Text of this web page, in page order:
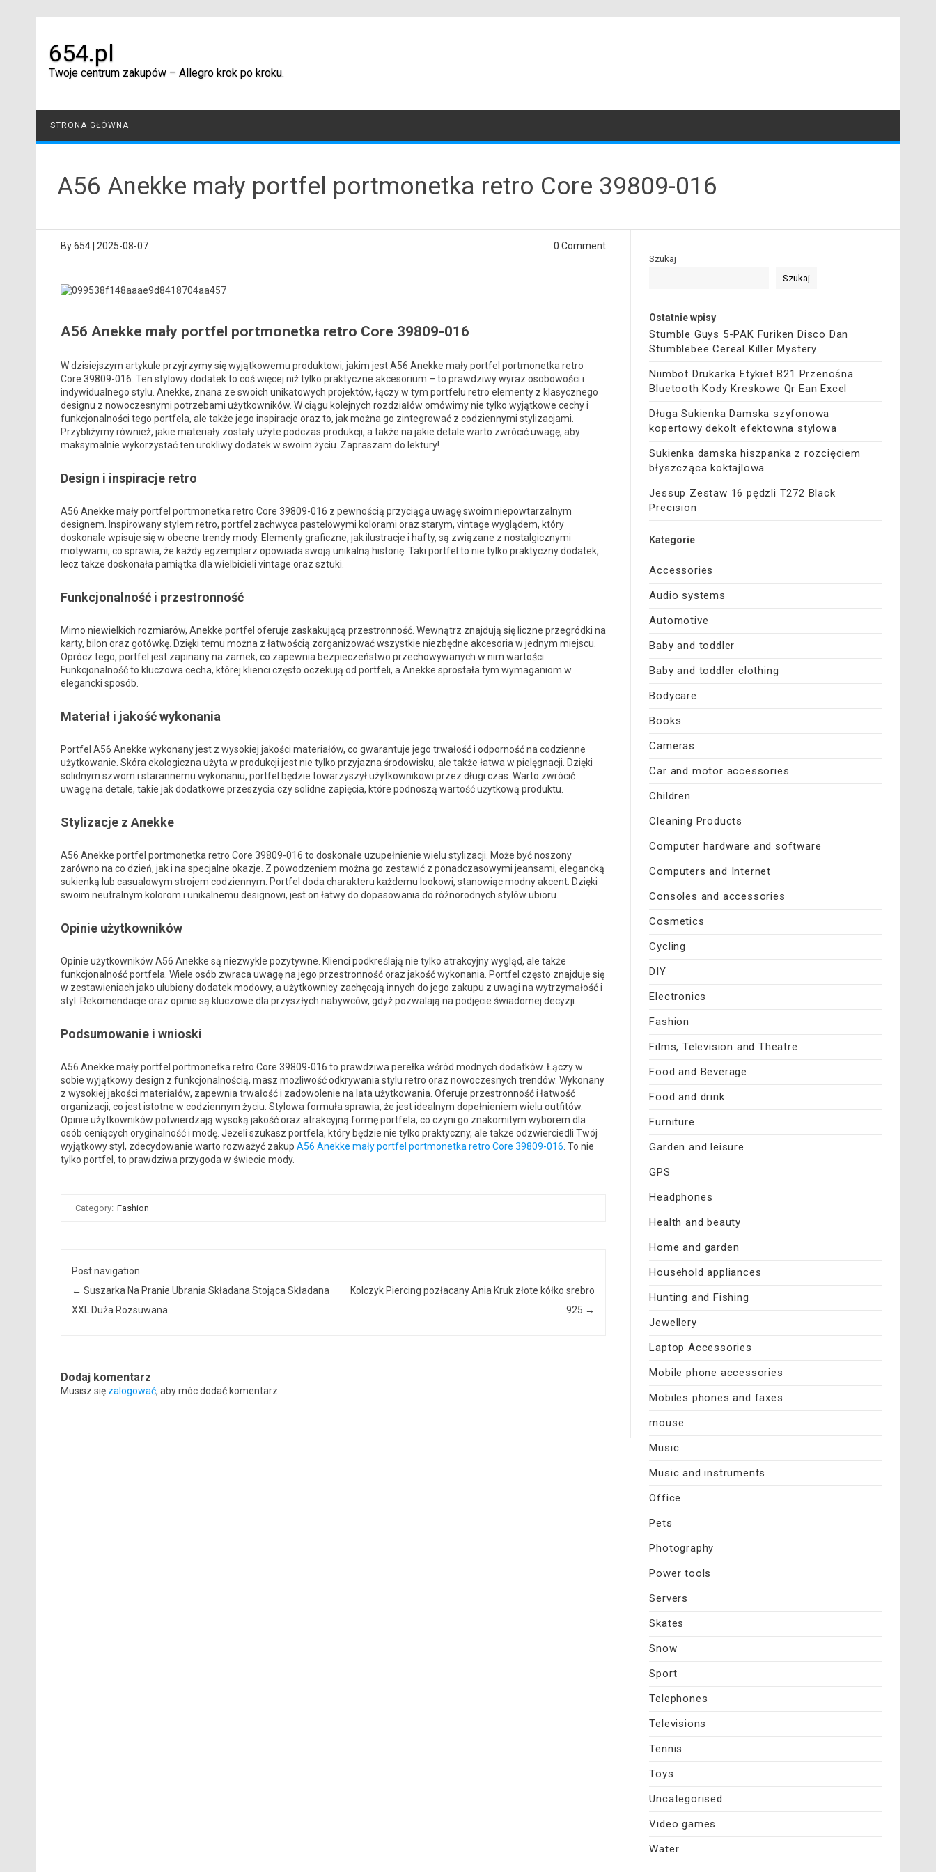
654.pl
Twoje centrum zakupów – Allegro krok po kroku.
STRONA GŁÓWNA
A56 Anekke mały portfel portmonetka retro Core 39809-016
By654 2025-08-07 0 Comment
A56 Anekke mały portfel portmonetka retro Core 39809-016
W dzisiejszym artykule przyjrzymy się wyjątkowemu produktowi, jakim jest A56 Anekke mały portfel portmonetka retro
Core 39809-016. Ten stylowy dodatek to coś więcej niż tylko praktyczne akcesorium – to prawdziwy wyraz osobowości i
indywidualnego stylu. Anekke, znana ze swoich unikatowych projektów, łączy w tym portfelu retro elementy z klasycznego
designu z nowoczesnymi potrzebami użytkowników. W ciągu kolejnych rozdziałów omówimy nie tylko wyjątkowe cechy i
funkcjonalności tego portfela, ale także jego inspiracje oraz to, jak można go zintegrować z codziennymi stylizacjami.
Przybliżymy również, jakie materiały zostały użyte podczas produkcji, a także na jakie detale warto zwrócić uwagę, aby
maksymalnie wykorzystać ten urokliwy dodatek w swoim życiu. Zapraszam do lektury!
Design i inspiracje retro
A56 Anekke mały portfel portmonetka retro Core 39809-016 z pewnością przyciąga uwagę swoim niepowtarzalnym
designem. Inspirowany stylem retro, portfel zachwyca pastelowymi kolorami oraz starym, vintage wyglądem, który
doskonale wpisuje się w obecne trendy mody. Elementy graficzne, jak ilustracje i hafty, są związane z nostalgicznymi
motywami, co sprawia, że każdy egzemplarz opowiada swoją unikalną historię. Taki portfel to nie tylko praktyczny dodatek,
lecz także doskonała pamiątka dla wielbicieli vintage oraz sztuki.
Funkcjonalność i przestronność
Mimo niewielkich rozmiarów, Anekke portfel oferuje zaskakującą przestronność. Wewnątrz znajdują się liczne przegródki na
karty, bilon oraz gotówkę. Dzięki temu można z łatwością zorganizować wszystkie niezbędne akcesoria w jednym miejscu.
Oprócz tego, portfel jest zapinany na zamek, co zapewnia bezpieczeństwo przechowywanych w nim wartości.
Funkcjonalność to kluczowa cecha, której klienci często oczekują od portfeli, a Anekke sprostała tym wymaganiom w
elegancki sposób.
Materiał i jakość wykonania
Portfel A56 Anekke wykonany jest z wysokiej jakości materiałów, co gwarantuje jego trwałość i odporność na codzienne
użytkowanie. Skóra ekologiczna użyta w produkcji jest nie tylko przyjazna środowisku, ale także łatwa w pielęgnacji. Dzięki
solidnym szwom i starannemu wykonaniu, portfel będzie towarzyszył użytkownikowi przez długi czas. Warto zwrócić
uwagę na detale, takie jak dodatkowe przeszycia czy solidne zapięcia, które podnoszą wartość użytkową produktu.
Stylizacje z Anekke
A56 Anekke portfel portmonetka retro Core 39809-016 to doskonałe uzupełnienie wielu stylizacji. Może być noszony
zarówno na co dzień, jak i na specjalne okazje. Z powodzeniem można go zestawić z ponadczasowymi jeansami, elegancką
sukienką lub casualowym strojem codziennym. Portfel doda charakteru każdemu lookowi, stanowiąc modny akcent. Dzięki
swoim neutralnym kolorom i unikalnemu designowi, jest on łatwy do dopasowania do różnorodnych stylów ubioru.
Opinie użytkowników
Opinie użytkowników A56 Anekke są niezwykle pozytywne. Klienci podkreślają nie tylko atrakcyjny wygląd, ale także
funkcjonalność portfela. Wiele osób zwraca uwagę na jego przestronność oraz jakość wykonania. Portfel często znajduje się
w zestawieniach jako ulubiony dodatek modowy, a użytkownicy zachęcają innych do jego zakupu z uwagi na wytrzymałość i
styl. Rekomendacje oraz opinie są kluczowe dla przyszłych nabywców, gdyż pozwalają na podjęcie świadomej decyzji.
Podsumowanie i wnioski
A56 Anekke mały portfel portmonetka retro Core 39809-016 to prawdziwa perełka wśród modnych dodatków. Łączy w
sobie wyjątkowy design z funkcjonalnością, masz możliwość odkrywania stylu retro oraz nowoczesnych trendów. Wykonany
z wysokiej jakości materiałów, zapewnia trwałość i zadowolenie na lata użytkowania. Oferuje przestronność i łatwość
organizacji, co jest istotne w codziennym życiu. Stylowa formuła sprawia, że jest idealnym dopełnieniem wielu outfitów.
Opinie użytkowników potwierdzają wysoką jakość oraz atrakcyjną formę portfela, co czyni go znakomitym wyborem dla
osób ceniących oryginalność i modę. Jeżeli szukasz portfela, który będzie nie tylko praktyczny, ale także odzwierciedli Twój
wyjątkowy styl, zdecydowanie warto rozważyć zakup A56 Anekke mały portfel portmonetka retro Core 39809-016 . To nie
tylko portfel, to prawdziwa przygoda w świecie mody.
Category: Fashion
Post navigation
← Suszarka Na Pranie Ubrania Składana Stojąca Składana
XXL Duża Rozsuwana
Kolczyk Piercing pozłacany Ania Kruk złote kółko srebro
925 →
Dodaj komentarz
Musisz się zalogować, aby móc dodać komentarz.
Szukaj
Szukaj
Ostatnie wpisy
Stumble Guys 5-PAK Furiken Disco Dan
Stumblebee Cereal Killer Mystery
Niimbot Drukarka Etykiet B21 Przenośna
Bluetooth Kody Kreskowe Qr Ean Excel
Długa Sukienka Damska szyfonowa
kopertowy dekolt efektowna stylowa
Sukienka damska hiszpanka z rozcięciem
błyszcząca koktajlowa
Jessup Zestaw 16 pędzli T272 Black
Precision
Kategorie
Accessories
Audio systems
Automotive
Baby and toddler
Baby and toddler clothing
Bodycare
Books
Cameras
Car and motor accessories
Children
Cleaning Products
Computer hardware and software
Computers and Internet
Consoles and accessories
Cosmetics
Cycling
DIY
Electronics
Fashion
Films, Television and Theatre
Food and Beverage
Food and drink
Furniture
Garden and leisure
GPS
Headphones
Health and beauty
Home and garden
Household appliances
Hunting and Fishing
Jewellery
Laptop Accessories
Mobile phone accessories
Mobiles phones and faxes
mouse
Music
Music and instruments
Office
Pets
Photography
Power tools
Servers
Skates
Snow
Sport
Telephones
Televisions
Tennis
Toys
Uncategorised
Video games
Water